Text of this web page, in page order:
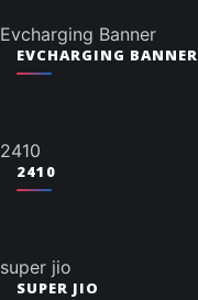
Evcharging Banner
EVCHARGING BANNER
2410
2410
super jio
SUPER JIO